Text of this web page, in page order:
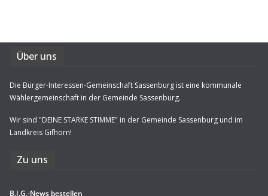
Über uns
Die Bürger-Interessen-Gemeinschaft Sassenburg ist eine kommunale
Wählergemeinschaft in der Gemeinde Sassenburg.
Wir sind "DEINE STARKE STIMME" in der Gemeinde Sassenburg und im
Landkreis Gifhorn!
Zu uns
B.I.G.-News bestel­len